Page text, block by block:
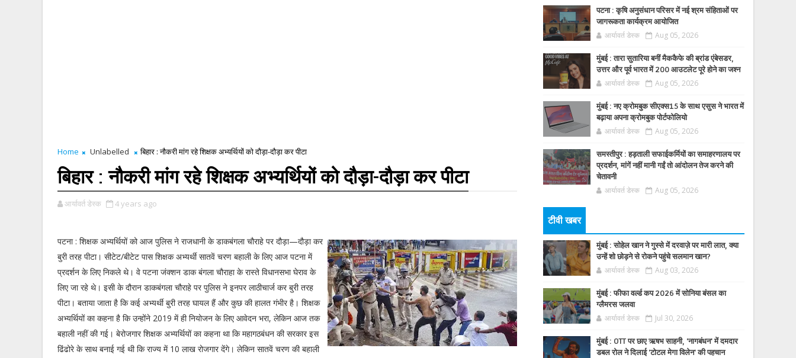
Home Unlabelled बिहार : नौकरी मांग रहे शिक्षक अभ्यर्थियों को दौड़ा-दौड़ा कर पीटा
बिहार : नौकरी मांग रहे शिक्षक अभ्यर्थियों को दौड़ा-दौड़ा कर पीटा
आर्यावर्त डेस्क 4 years ago
पटना : शिक्षक अभ्यर्थियों को आज पुलिस ने राजधानी के डाकबंगला चौराहे पर दौड़ा—दौड़ा कर
बुरी तरह पीटा। सीटेट/बीटेट पास शिक्षक अभ्यर्थी सातवें चरण बहाली के लिए आज पटना में
प्रदर्शन के लिए निकले थे। वे पटना जंक्शन डाक बंगला चौराहा के रास्ते विधानसभा घेराव के
लिए जा रहे थे। इसी के दौरान डाकबंगला चौराहे पर पुलिस ने इनपर लाठीचार्ज कर बुरी तरह
पीटा। बताया जाता है कि कई अभ्यर्थी बुरी तरह घायल हैं और कुछ की हालत गंभीर है। शिक्षक
अभ्यर्थियों का कहना है कि उन्होंने 2019 में ही नियोजन के लिए आवेदन भरा, लेकिन आज तक
बहाली नहीं की गई। बेरोजगार शिक्षक अभ्यर्थियों का कहना था कि महागठबंधन की सरकार इस
ढिंढोरे के साथ बनाई गई थी कि राज्य में 10 लाख रोजगार देंगे। लेकिन सातवें चरण की बहाली
पटना : कृषि अनुसंधान परिसर में नई श्रम संहिताओं पर
जागरूकता कार्यक्रम आयोजित
आर्यावर्त डेस्क Aug 05, 2026
मुंबई : तारा सुतारिया बनीं मैककैफे की ब्रांड एंबेसडर,
उत्तर और पूर्व भारत में 200 आउटलेट पूरे होने का जश्न
आर्यावर्त डेस्क Aug 05, 2026
मुंबई : नए क्रोमबुक सीएक्स15 के साथ एसुस ने भारत में
बढ़ाया अपना क्रोमबुक पोर्टफोलियो
आर्यावर्त डेस्क Aug 05, 2026
समस्तीपुर : हड़ताली सफाईकर्मियों का समाहरणालय पर
प्रदर्शन, मांगें नहीं मानी गईं तो आंदोलन तेज करने की
चेतावनी
आर्यावर्त डेस्क Aug 05, 2026
टीवी खबर
मुंबई : सोहेल खान ने गुस्से में दरवाज़े पर मारी लात, क्या
उन्हें शो छोड़ने से रोकने पहुंचे सलमान खान?
आर्यावर्त डेस्क Aug 03, 2026
मुंबई : फीफा वर्ल्ड कप 2026 में सोनिया बंसल का
ग्लैमरस जलवा
आर्यावर्त डेस्क Jul 30, 2026
मुंबई : OTT पर छाए ऋषभ साहनी, 'नागबंधन' में दमदार
डबल रोल ने दिलाई 'टोटल मेगा विलेन' की पहचान